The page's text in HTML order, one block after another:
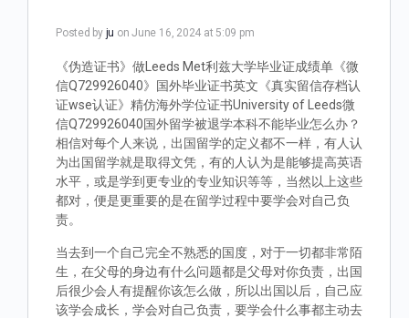
Posted by ju on June 16, 2024 at 5:09 pm
《伪造证书》做Leeds Met利兹大学毕业证成绩单《微
信Q729926040》国外毕业证书英文《真实留信存档认
证wse认证》精仿海外学位证书University of Leeds微
信Q729926040国外留学被退学本科不能毕业怎么办？
相信对每个人来说，出国留学的定义都不一样，有人认
为出国留学就是取得文凭，有的人认为是能够提高英语
水平，或是学到更专业的专业知识等等，当然以上这些
都对，便是更重要的是在留学过程中要学会对自己负
责。
当去到一个自己完全不熟悉的国度，对于一切都非常陌
生，在父母的身边有什么问题都是父母对你负责，出国
后很少会人有提醒你该怎么做，所以出国以后，自己应
该学会成长，学会对自己负责，要学会什么事都主动去